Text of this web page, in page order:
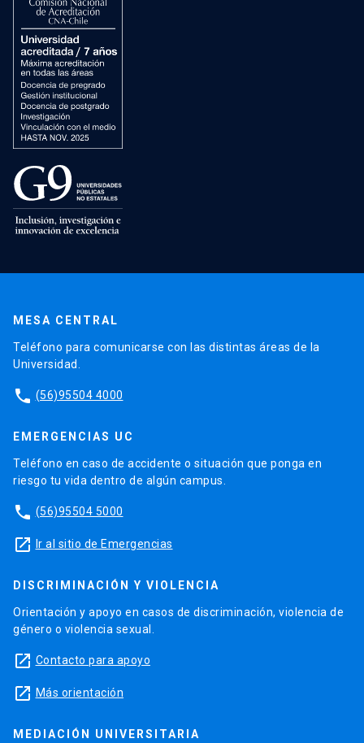
MESA CENTRAL
Teléfono para comunicarse con las distintas áreas de la
Universidad.
phone (56)95504 4000
EMERGENCIAS UC
Teléfono en caso de accidente o situación que ponga en
riesgo tu vida dentro de algún campus.
phone (56)95504 5000
launch Ir al sitio de Emergencias
DISCRIMINACIÓN Y VIOLENCIA
Orientación y apoyo en casos de discriminación, violencia de
género o violencia sexual.
launch Contacto para apoyo
launch Más orientación
MEDIACIÓN UNIVERSITARIA